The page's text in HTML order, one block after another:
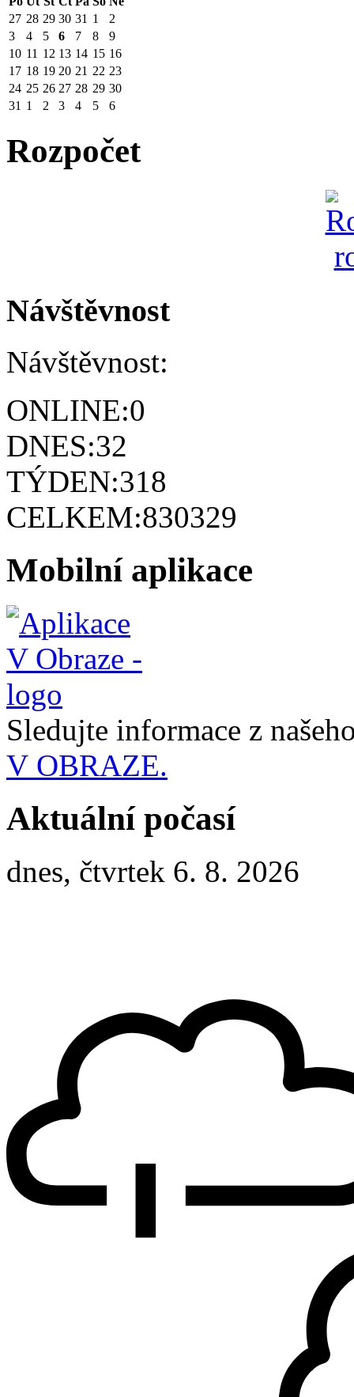
27 28 29 30 31 1
2
3
4 5 6 7 8
9
10 11 12 13 14 15 16
17 18 19 20 21 22 23
24 25 26 27 28 29 30
31 1 2 3 4 5 6
Rozpočet
Návštěvnost
Návštěvnost:
ONLINE:0
DNES:32
TÝDEN:318
CELKEM:830329
Mobilní aplikace
Sledujte informace z
V OBRAZE.
Aktuální počasí
dnes, čtvrtek 6. 8. 2026